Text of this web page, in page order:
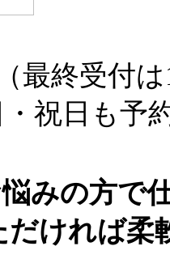
最終受付
祝日も予
みの方で
ければ柔